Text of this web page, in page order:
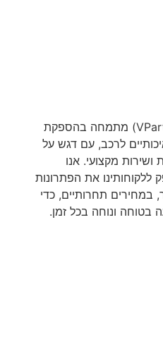
וי פארטס (VParts) מתמחה בהספקת
לרכב, עם דגש על
ושירות מקצועי. אנו
ללקוחותינו את הפתרונות
במחירים תחרותיים, כדי
בטוחה ונוחה בכל זמן.